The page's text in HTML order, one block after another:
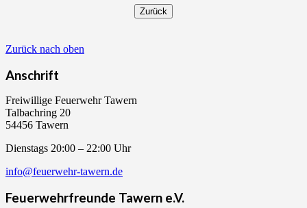
Zurück nach oben
Anschrift
Freiwillige Feuerwehr Tawern
Talbachring 20
54456 Tawern
Dienstags 20:00 – 22:00 Uhr
info@feuerwehr-tawern.de
Feuerwehrfreunde Tawern e.V.